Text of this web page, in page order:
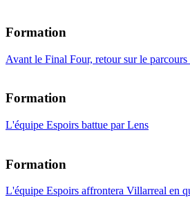
Formation
Avant le Final Four, retour sur le
Formation
L'équipe Espoirs battue par Lens
Formation
L'équipe Espoirs affrontera Villarreal en